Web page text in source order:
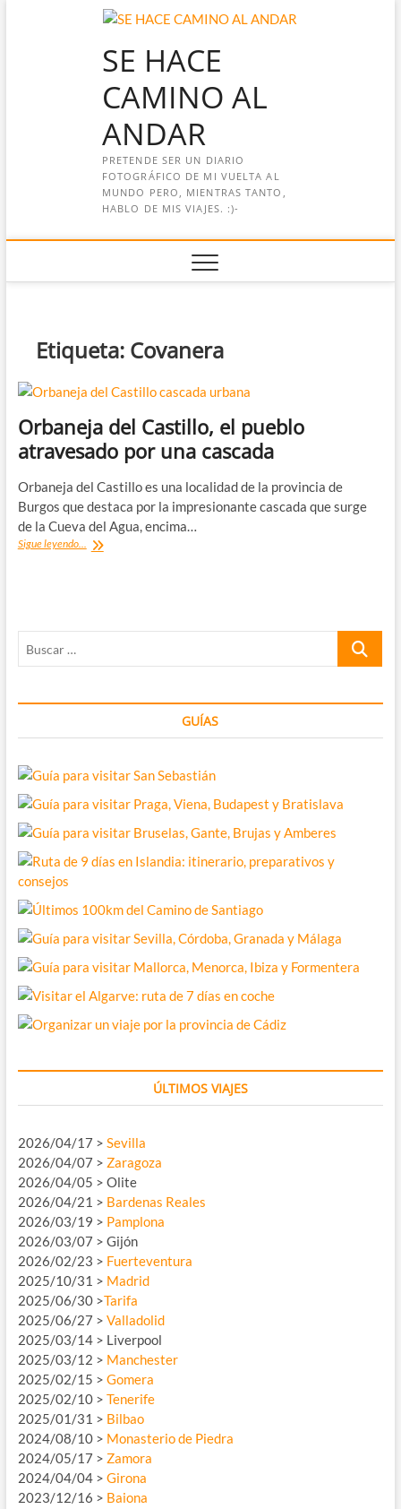
SE HACE
CAMINO AL
ANDAR
PRETENDE SER UN DIARIO
FOTOGRÁFICO DE MI VUELTA AL
MUNDO PERO, MIENTRAS TANTO,
HABLO DE MIS VIAJES. :)-
Etiqueta: Covanera
Orbaneja del Castillo, el pueblo
atravesado por una cascada
Orbaneja del Castillo es una localidad de la provincia de
Burgos que destaca por la impresionante cascada que surge
de la Cueva del Agua, encima…
Sigue leyendo... Orbaneja
Buscar
GUÍAS
ÚLTIMOS VIAJES
2026/04/17 > Sevilla
2026/04/07 > Zaragoza
2026/04/05 > Olite
2026/04/21 > Bardenas Reales
2026/03/19 > Pamplona
2026/03/07 > Gijón
2026/02/23 > Fuerteventura
2025/10/31 > Madrid
2025/06/30 >Tarifa
2025/06/27 > Valladolid
2025/03/14 > Liverpool
2025/03/12 > Manchester
2025/02/15 > Gomera
2025/02/10 > Tenerife
2025/01/31 > Bilbao
2024/08/10 > Monasterio de Piedra
2024/05/17 > Zamora
2024/04/04 > Girona
2023/12/16 > Baiona